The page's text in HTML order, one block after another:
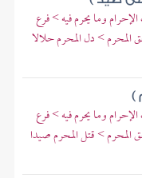
وما يحرم فيه > فرع
المحرم > دل المحرم حلالا
)
وما يحرم فيه > فرع
المحرم > قتل المحرم صيدا